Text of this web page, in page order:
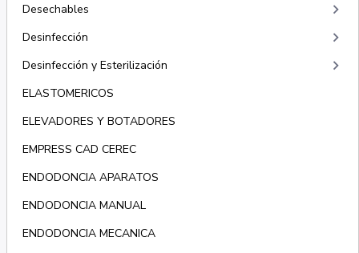
Desechables
keyboard_arrow_right
Desinfección keyboard_arrow_right
Desinfección y Esterilización keyboard_arrow_right
ELASTOMERICOS
ELEVADORES Y BOTADORES
EMPRESS CAD CEREC
ENDODONCIA APARATOS
ENDODONCIA MANUAL
ENDODONCIA MECANICA